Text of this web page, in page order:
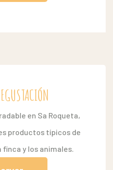
en Sa Roqueta,
productos típicos de
finca y los animales.